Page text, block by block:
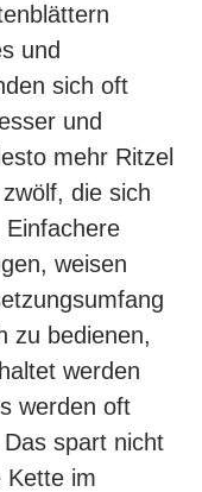
und
sich oft
und
mehr Ritzel
die sich
weisen
zu bedienen,
werden
werden oft
spart nicht
Kette im